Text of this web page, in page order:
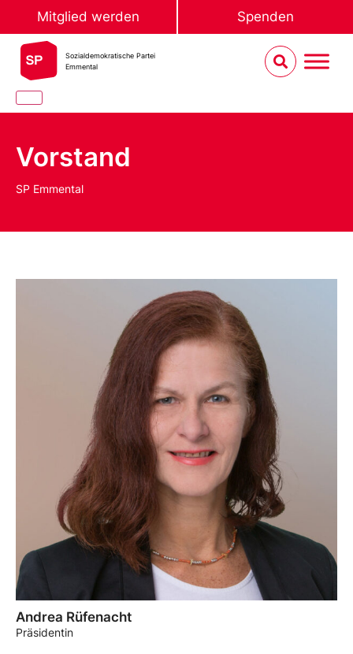
Mitglied werden Spenden
Sozialdemokratische Partei
Emmental
Vorstand
SP Emmental
Andrea Rüfenacht
Präsidentin